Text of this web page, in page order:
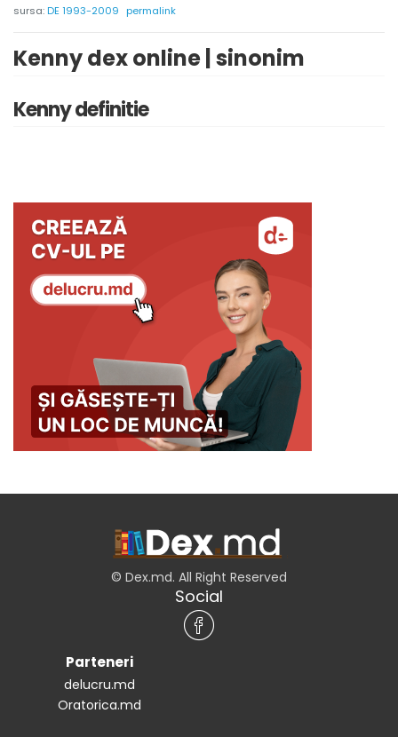
sursa:DE 1993-2009 permalink
Kenny dex online | sinonim
Kenny definitie
© Dex.md. All Right Reserved
Social
Parteneri
delucru.md
Oratorica.md